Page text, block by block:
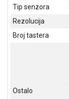
ADAPTERI
KANCELARIJSKI
MATERIJAL
ŠKOLSKI
Tip senzora
Rezolucija
Broj tastera
Ostalo